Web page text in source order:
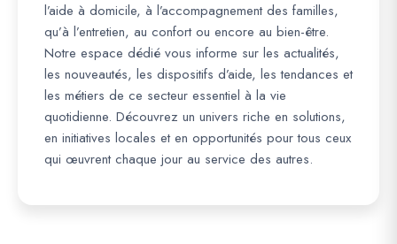
l’aide à domicile, à l’accompagnement des familles,
qu’à l’entretien, au confort ou encore au bien-être.
Notre espace dédié vous informe sur les actualités,
les nouveautés, les dispositifs d’aide, les tendances et
les métiers de ce secteur essentiel à la vie
quotidienne. Découvrez un univers riche en solutions,
en initiatives locales et en opportunités pour tous ceux
qui œuvrent chaque jour au service des autres.